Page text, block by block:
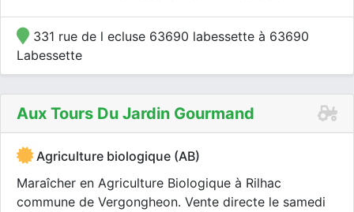
331 rue de l ecluse 63690 labessette à 63690
Labessette
Aux Tours Du Jardin Gourmand
Agriculture biologique (AB)
Maraîcher en Agriculture Biologique à Rilhac
commune de Vergongheon. Vente directe le samedi